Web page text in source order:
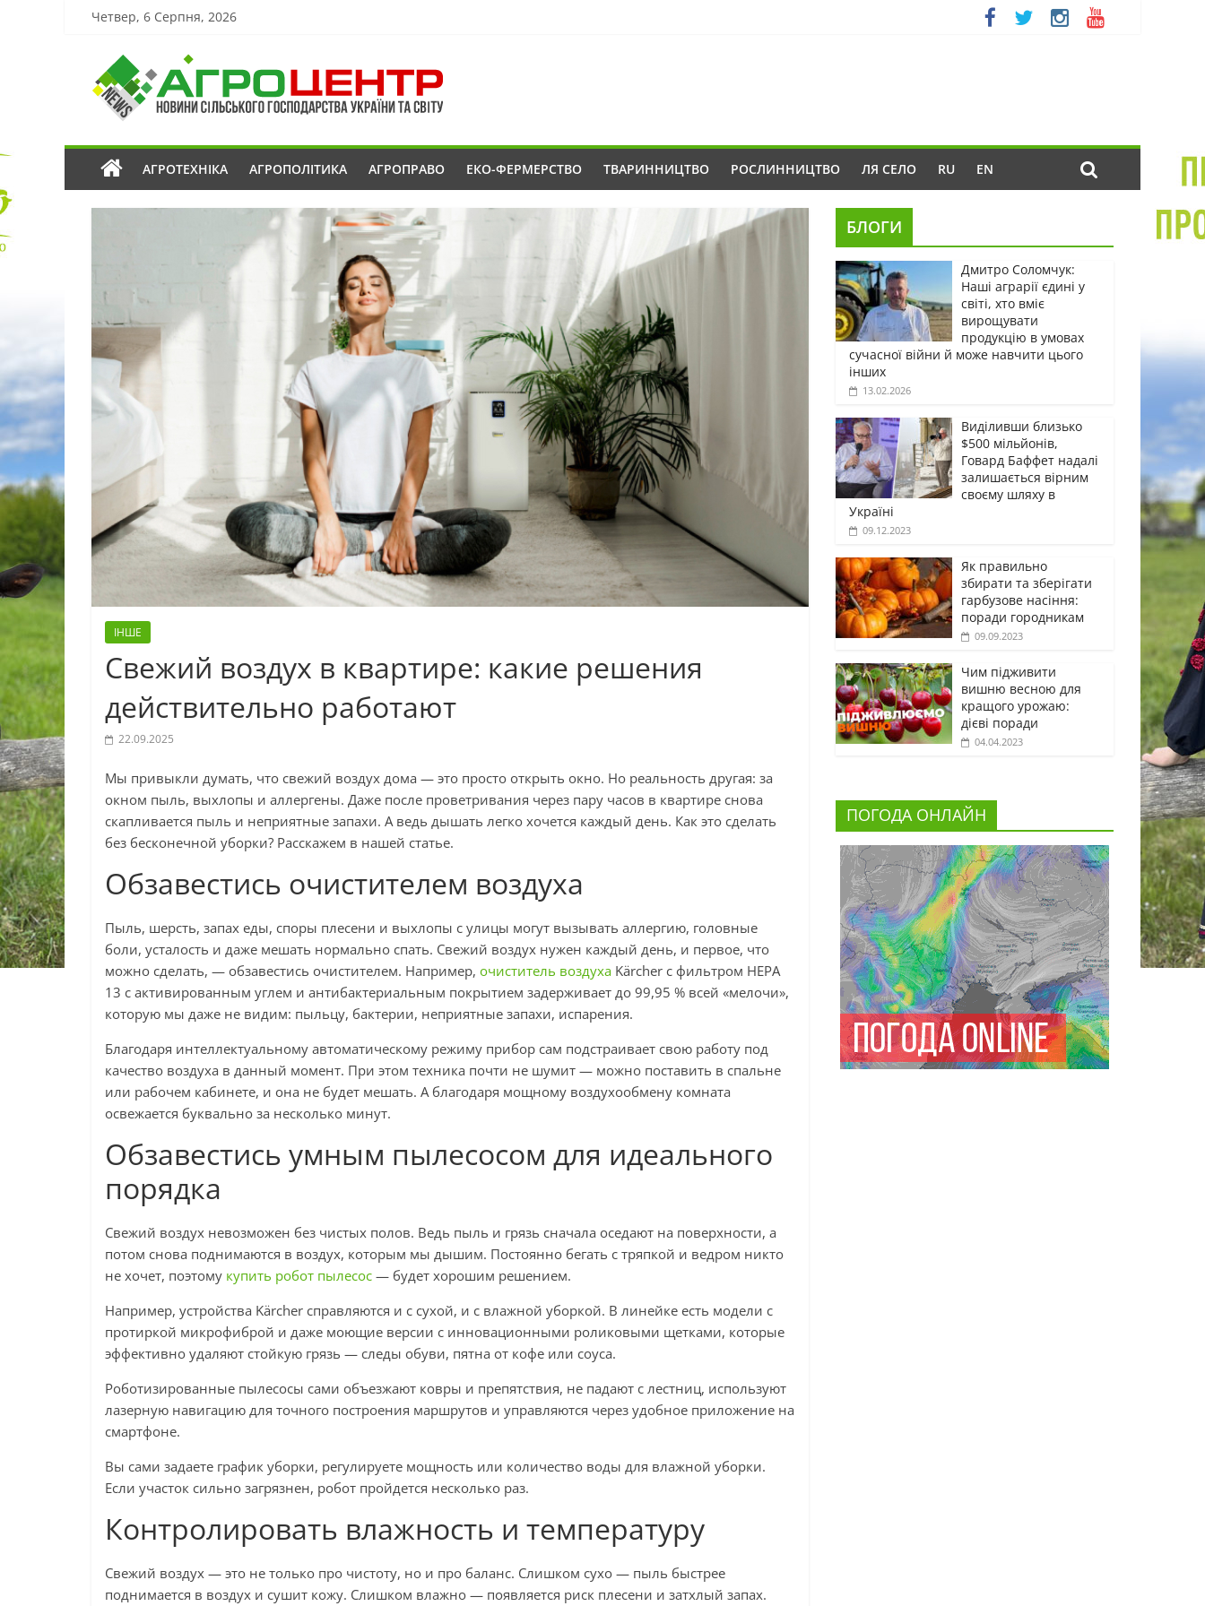
Четвер, 6 Серпня, 2026
АГРОТЕХНІКА АГРОПОЛІТИКА АГРОПРАВО ЕКО-ФЕРМЕРСТВО ТВАРИННИЦТВО РОСЛИННИЦТВО ЛЯ СЕЛО RU EN
ІНШЕ
Свежий воздух в квартире: какие решения
действительно работают
22.09.2025
Мы привыкли думать, что свежий воздух дома — это просто открыть окно. Но реальность другая: за
окном пыль, выхлопы и аллергены. Даже после проветривания через пару часов в квартире снова
скапливается пыль и неприятные запахи. А ведь дышать легко хочется каждый день. Как это сделать
без бесконечной уборки? Расскажем в нашей статье.
Обзавестись очистителем воздуха
Пыль, шерсть, запах еды, споры плесени и выхлопы с улицы могут вызывать аллергию, головные
боли, усталость и даже мешать нормально спать. Свежий воздух нужен каждый день, и первое, что
можно сделать, — обзавестись очистителем. Например, очиститель воздуха Kärcher с фильтром HEPA
13 с активированным углем и антибактериальным покрытием задерживает до 99,95 % всей «мелочи»,
которую мы даже не видим: пыльцу, бактерии, неприятные запахи, испарения.
Благодаря интеллектуальному автоматическому режиму прибор сам подстраивает свою работу под
качество воздуха в данный момент. При этом техника почти не шумит — можно поставить в спальне
или рабочем кабинете, и она не будет мешать. А благодаря мощному воздухообмену комната
освежается буквально за несколько минут.
Обзавестись умным пылесосом для идеального
порядка
Свежий воздух невозможен без чистых полов. Ведь пыль и грязь сначала оседают на поверхности, а
потом снова поднимаются в воздух, которым мы дышим. Постоянно бегать с тряпкой и ведром никто
не хочет, поэтому купить робот пылесос — будет хорошим решением.
Например, устройства Kärcher справляются и с сухой, и с влажной уборкой. В линейке есть модели с
протиркой микрофиброй и даже моющие версии с инновационными роликовыми щетками, которые
эффективно удаляют стойкую грязь — следы обуви, пятна от кофе или соуса.
Роботизированные пылесосы сами объезжают ковры и препятствия, не падают с лестниц, используют
лазерную навигацию для точного построения маршрутов и управляются через удобное приложение на
смартфоне.
Вы сами задаете график уборки, регулируете мощность или количество воды для влажной уборки.
Если участок сильно загрязнен, робот пройдется несколько раз.
Контролировать влажность и температуру
Свежий воздух — это не только про чистоту, но и про баланс. Слишком сухо — пыль быстрее
поднимается в воздух и сушит кожу. Слишком влажно — появляется риск плесени и затхлый запах.
БЛОГИ
Дмитро Соломчук:
Наші аграрії єдині у
світі, хто вміє
вирощувати
продукцію в умовах
сучасної війни й може навчити цього
інших
13.02.2026
Виділивши близько
$500 мільйонів,
Говард Баффет надалі
залишається вірним
своєму шляху в
Україні
09.12.2023
Як правильно
збирати та зберігати
гарбузове насіння:
поради городникам
09.09.2023
Чим підживити
вишню весною для
кращого урожаю:
дієві поради
04.04.2023
ПОГОДА ОНЛАЙН